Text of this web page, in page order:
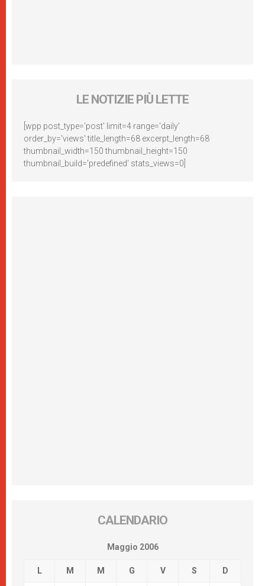
LE NOTIZIE PIÙ LETTE
[wpp post_type='post' limit=4 range='daily'
order_by='views' title_length=68 excerpt_length=68
thumbnail_width=150 thumbnail_height=150
thumbnail_build='predefined' stats_views=0]
CALENDARIO
Maggio 2006
L M M G V S D